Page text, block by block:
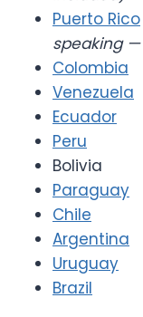
Puerto Rico
speaking
Colombia
Venezuela
Ecuador
Peru
Bolivia
Paraguay
Chile
Argentina
Uruguay
Brazil